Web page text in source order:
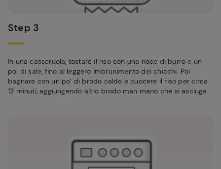
Step 3
In una casseruola, tostare il riso con una noce di burro e un
po’ di sale, fino al leggero imbrunimento dei chicchi. Poi
bagnare con un po’ di brodo caldo e cuocere il riso per circa
12 minuti, aggiungendo altro brodo man mano che si asciuga.